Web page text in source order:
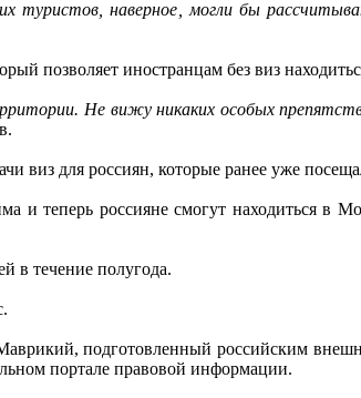
туристов, наверное, могли бы
позволяет иностранцам без виз
Не вижу никаких особых
виз для россиян, которые ранее уже
и теперь россияне смогут находиться в
в течение полугода.
подготовленный российским
портале правовой информации.